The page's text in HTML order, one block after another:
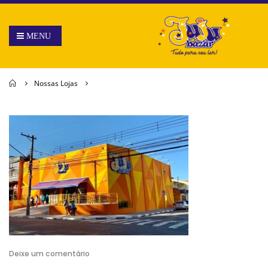
Home
Nossas Lojas
Deixe um comentário